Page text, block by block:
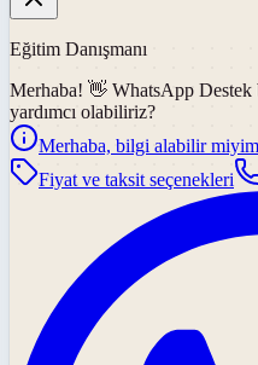
Eğitim Danışmanı
Merhaba! 👋 WhatsApp Destek
yardımcı olabiliriz?
Merhaba, bilgi alabilir
Fiyat ve taksit seçenekleri